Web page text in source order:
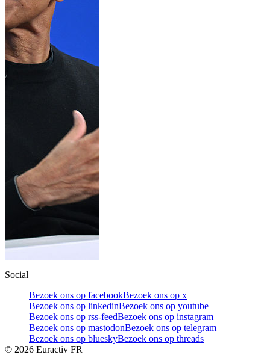
Social
Bezoek ons op facebookBezoek ons op x
Bezoek ons op linkedinBezoek ons op youtube
Bezoek ons op rss-feedBezoek ons op instagram
Bezoek ons op mastodonBezoek ons op telegram
Bezoek ons op blueskyBezoek ons op threads
© 2026 Euractiv FR